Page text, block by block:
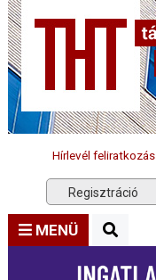
Hírlevél feliratkozás
Regisztráció
MENÜ